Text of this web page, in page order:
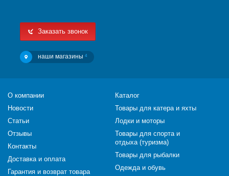
Заказать звонок
наши магазины 4
О компании
Новости
Статьи
Отзывы
Контакты
Доставка и оплата
Гарантия и возврат товара
Каталог
Товары для катера и яхты
Лодки и моторы
Товары для спорта и
отдыха (туризма)
Товары для рыбалки
Одежда и обувь